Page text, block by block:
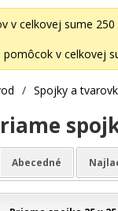
v celkovej sume
v celkovej
/ Spojky a
Abecedné